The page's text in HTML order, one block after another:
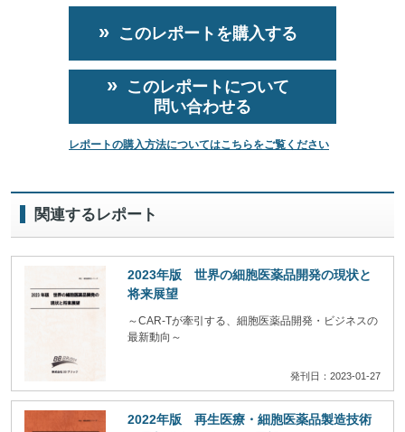
このレポートを購入する
このレポートについて
問い合わせる
レポートの購入方法についてはこちらをご覧ください
関連するレポート
2023年版 世界の細胞医薬品開発の現状と
将来展望
～CAR-Tが牽引する、細胞医薬品開発・ビジネスの
最新動向～
発刊日：2023-01-27
2022年版 再生医療・細胞医薬品製造技術